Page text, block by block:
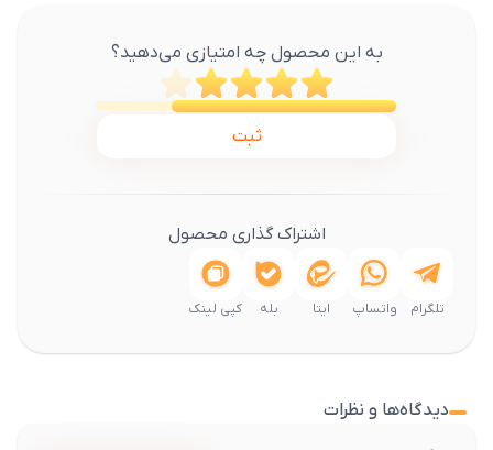
به این محصول چه امتیازی می‌دهید؟
ثبت
اشتراک گذاری محصول
تلگرام واتساپ ایتا بله کپی لینک
دیدگاه‌ها و نظرات